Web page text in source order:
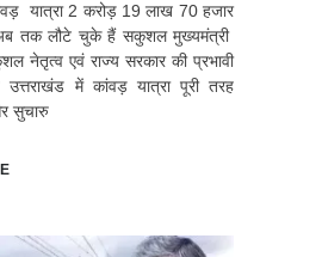
यात्रा 2 करोड़ 19 लाख 70 हजार
तक लौटे चुके हैं सकुशल मुख्यमंत्री
नेतृत्व एवं राज्य सरकार की प्रभावी
में कांवड़ यात्रा पूरी तरह
सुचारु